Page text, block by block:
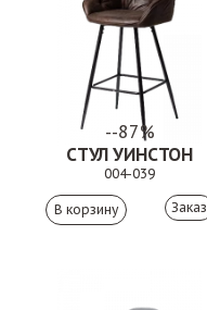
--87%
СТУЛ УИНСТОН
004-039
Заказ